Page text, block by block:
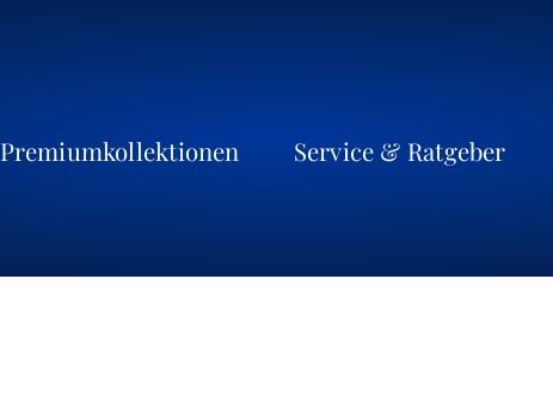
Premiumkollektionen Service & Ratgeber